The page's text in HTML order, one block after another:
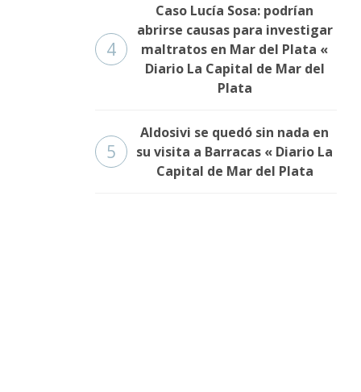
4
Caso Lucía Sosa: podrían
abrirse causas para investigar
maltratos en Mar del Plata «
Diario La Capital de Mar del
Plata
5
Aldosivi se quedó sin nada en
su visita a Barracas « Diario La
Capital de Mar del Plata